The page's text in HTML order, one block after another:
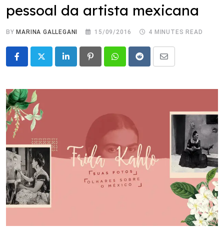
pessoal da artista mexicana
BY MARINA GALLEGANI 15/09/2016 4 MINUTES READ
LinkedIn PinterestWhatsappRedditShare
Email